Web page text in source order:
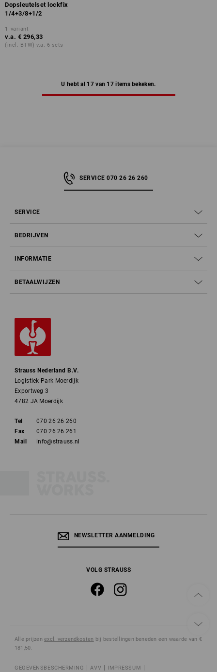
Dopsleutelset lockfix
1/4+3/8+1/2
1 variant
v.a. € 296,33
(incl. BTW) v.a. 6 sets
U hebt al 17 van 17 items bekeken.
SERVICE 070 26 26 260
SERVICE
BEDRIJVEN
INFORMATIE
BETAALWIJZEN
Strauss Nederland B.V.
Logistiek Park Moerdijk
Exportweg 3
4782 JA Moerdijk
Tel
070 26 26 260
Fax
070 26 26 261
Mail
info@strauss.nl
NEWSLETTER AANMELDING
VOLG STRAUSS
Alle prijzenexcl. verzendkosten bij bestellingen beneden een waarde van €
181,50.
GEGEVENSBESCHERMING AVV IMPRESSUM